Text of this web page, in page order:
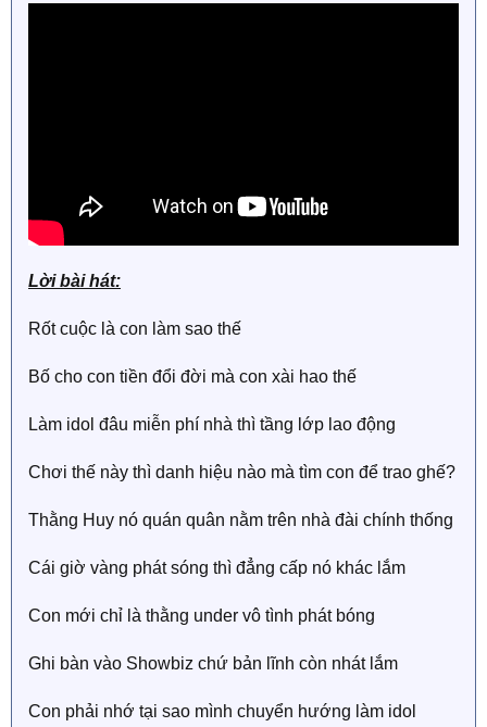
Lời bài hát:
Rốt cuộc là con làm sao thế
Bố cho con tiền đổi đời mà con xài hao thế
Làm idol đâu miễn phí nhà thì tầng lớp lao động
Chơi thế này thì danh hiệu nào mà tìm con để trao ghế?
Thằng Huy nó quán quân nằm trên nhà đài chính thống
Cái giờ vàng phát sóng thì đẳng cấp nó khác lắm
Con mới chỉ là thằng under vô tình phát bóng
Ghi bàn vào Showbiz chứ bản lĩnh còn nhát lắm
Con phải nhớ tại sao mình chuyển hướng làm idol